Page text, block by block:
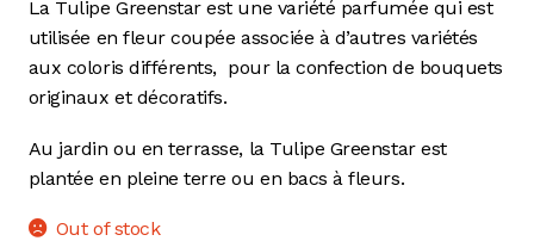
La Tulipe Greenstar est une variété parfumée qui est
utilisée en fleur coupée associée à d’autres variétés
aux coloris différents, pour la confection de bouquets
originaux et décoratifs.
Au jardin ou en terrasse, la Tulipe Greenstar est
plantée en pleine terre ou en bacs à fleurs.
Out of stock